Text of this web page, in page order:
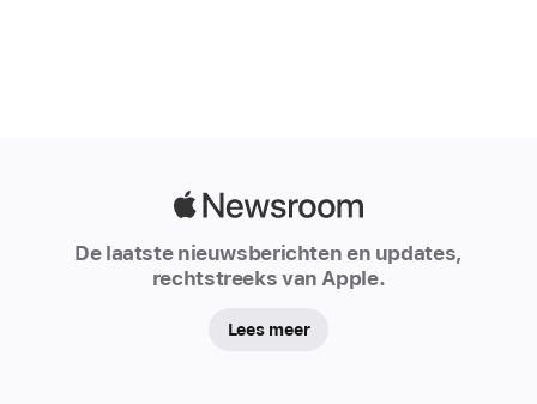
De laatste nieuwsberichten en updates,
rechtstreeks van Apple.
Lees meer